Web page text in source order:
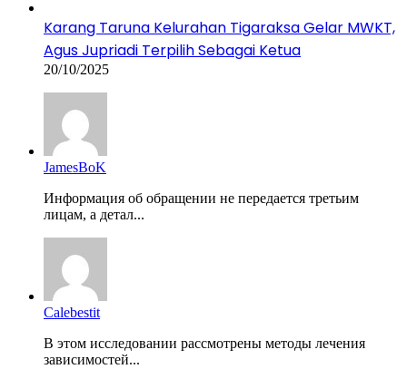
Karang Taruna Kelurahan Tigaraksa Gelar MWKT,
Agus Jupriadi Terpilih Sebagai Ketua
20/10/2025
JamesBoK
Информация об обращении не передается третьим
лицам, а детал...
Calebestit
В этом исследовании рассмотрены методы лечения
зависимостей...